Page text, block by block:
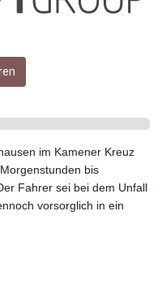
0.859288
84.980421
10145.090599
241.849406
im Kamener Kreuz
bis
Fahrer sei bei dem Unfall
vorsorglich in ein